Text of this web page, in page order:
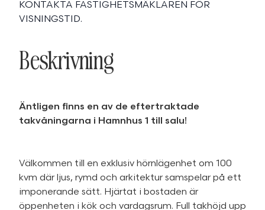
KONTAKTA FASTIGHETSMÄKLAREN FÖR
VISNINGSTID.
Beskrivning
Äntligen finns en av de eftertraktade
takvåningarna i Hamnhus 1 till salu!
Välkommen till en exklusiv hörnlägenhet om 100
kvm där ljus, rymd och arkitektur samspelar på ett
imponerande sätt. Hjärtat i bostaden är
öppenheten i kök och vardagsrum. Full takhöjd upp